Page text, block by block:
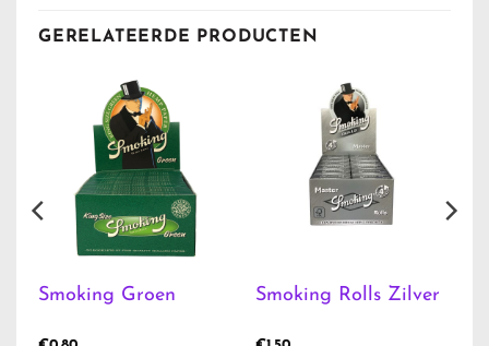
GERELATEERDE PRODUCTEN
Smoking Groen Smoking Rolls Zilver